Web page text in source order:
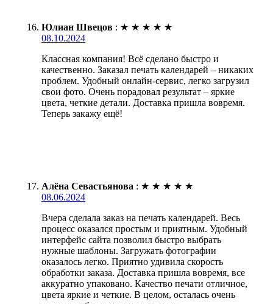
Юлиан Швецов : ★ ★ ★ ★ ★
08.10.2024
Классная компания! Всё сделано быстро и
качественно. Заказал печать календарей – никаких
проблем. Удобный онлайн-сервис, легко загрузил
свои фото. Очень порадовал результат – яркие
цвета, четкие детали. Доставка пришла вовремя.
Теперь закажу ещё!
Алёна Севастьянова : ★ ★ ★ ★ ★
08.06.2024
Вчера сделала заказ на печать календарей. Весь
процесс оказался простым и приятным. Удобный
интерфейс сайта позволил быстро выбрать
нужные шаблоны. Загружать фотографии
оказалось легко. Приятно удивила скорость
обработки заказа. Доставка пришла вовремя, все
аккуратно упаковано. Качество печати отличное,
цвета яркие и четкие. В целом, осталась очень